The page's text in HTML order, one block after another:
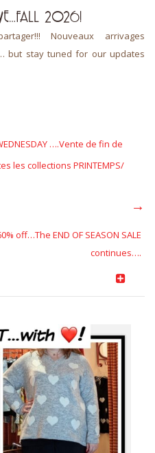
2026!
Nouveaux arrivages
but stay tuned for our updates
….Vente de fin de
les collections PRINTEMPS/
off…The END OF SEASON SALE
continues….